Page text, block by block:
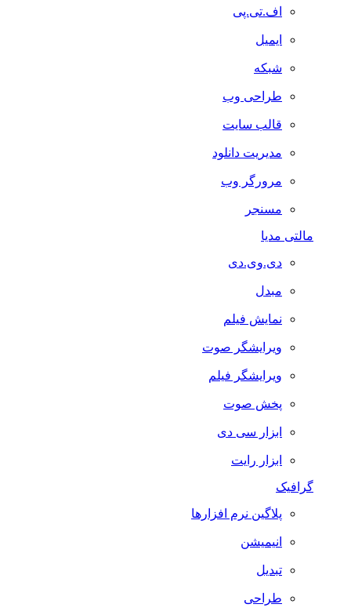
اف.تی.پی
ایمیل
شبکه
طراحی وب
قالب سایت
مدیریت دانلود
مرورگر وب
مسنجر
مالتی مدیا
دی.وی.دی
مبدل
نمایش فیلم
ویرایشگر صوت
ویرایشگر فیلم
پخش صوت
ابزار سی دی
ابزار رایت
گرافیک
پلاگین نرم افزارها
انیمیشن
تبدیل
طراحی